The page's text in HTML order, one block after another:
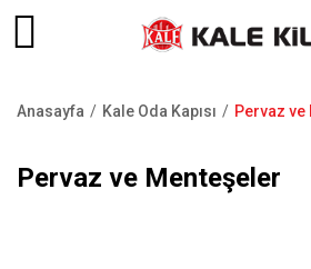
yolu
Anasayfa Kale Oda Kapısı Pervaz ve
Pervaz ve Menteşeler